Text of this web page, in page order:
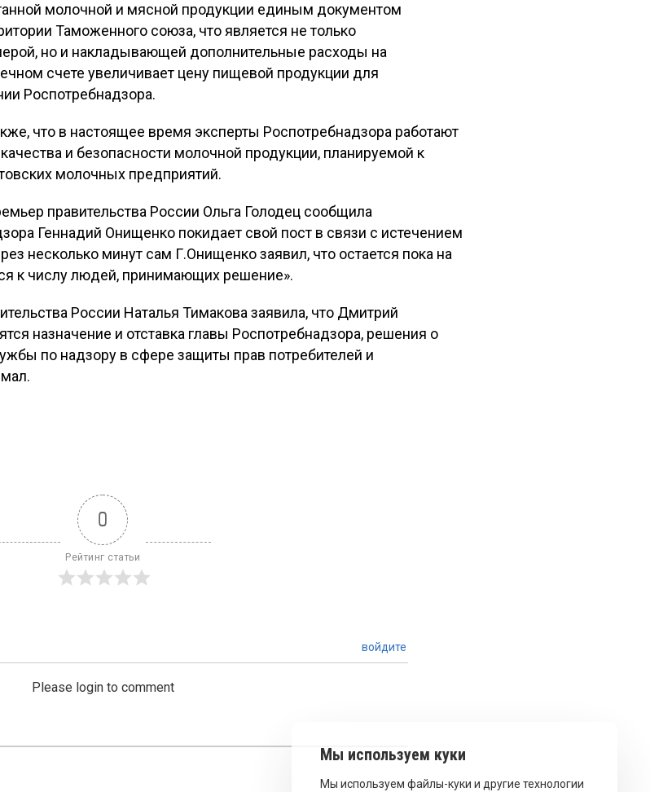
молочной и мясной продукции единым документом
Таможенного союза, что является не только
но и накладывающей дополнительные расходы на
счете увеличивает цену пищевой продукции для
Роспотребнадзора.
что в настоящее время эксперты Роспотребнадзора работают
и безопасности молочной продукции, планируемой к
молочных предприятий.
правительства России Ольга Голодец сообщила
Геннадий Онищенко покидает свой пост в связи с истечением
несколько минут сам Г.Онищенко заявил, что остается пока на
к числу людей, принимающих решение».
России Наталья Тимакова заявила, что Дмитрий
назначение и отставка главы Роспотребнадзора, решения о
по надзору в сфере защиты прав потребителей и
0
Рейтинг статьи
войдите
Please login to comment